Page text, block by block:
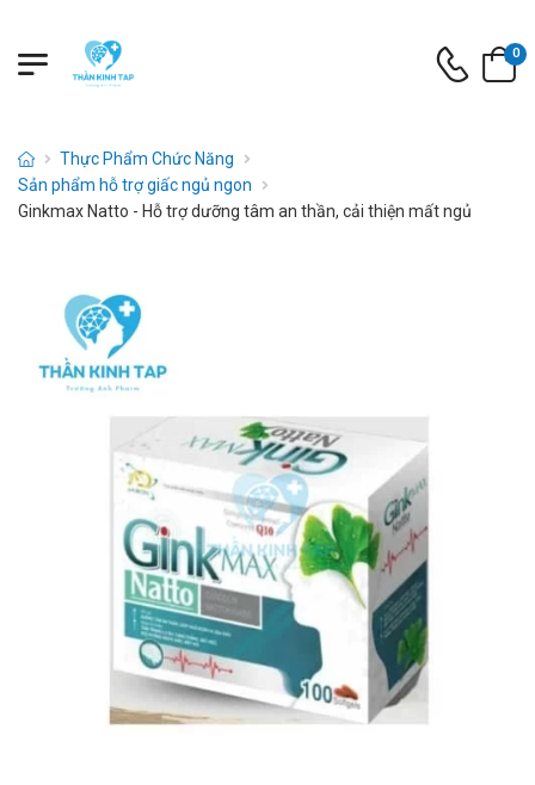
0
Thực Phẩm Chức Năng
Sản phẩm hỗ trợ giấc ngủ ngon
Ginkmax Natto - Hỗ trợ dưỡng tâm an thần, cải thiện mất ngủ